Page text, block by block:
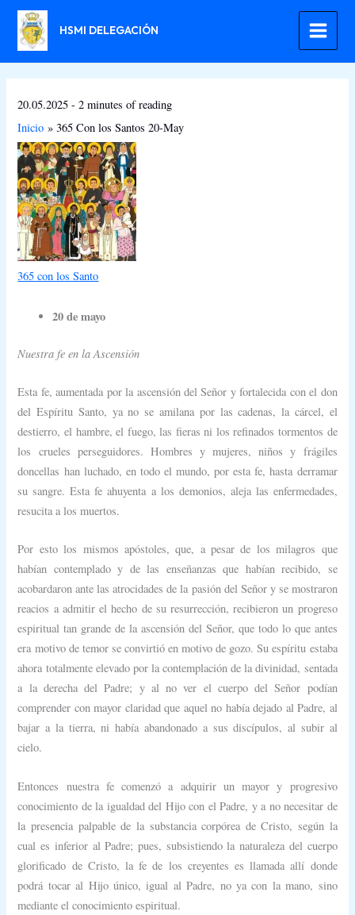
contenido
HSMI DELEGACIÓN
20.05.2025-2 minutes of reading
Inicio
365 Con los Santos 20-May
365 con los Santo
20 de mayo
Nuestra fe en la Ascensión
Esta fe, aumentada por la ascensión del Señor y fortalecida con el don
del Espíritu Santo, ya no se amilana por las cadenas, la cárcel, el
destierro, el hambre, el fuego, las fieras ni los refinados tormentos de
los crueles perseguidores. Hombres y mujeres, niños y frágiles
doncellas han luchado, en todo el mundo, por esta fe, hasta derramar
su sangre. Esta fe ahuyenta a los demonios, aleja las enfermedades,
resucita a los muertos.
Por esto los mismos apóstoles, que, a pesar de los milagros que
habían contemplado y de las enseñanzas que habían recibido, se
acobardaron ante las atrocidades de la pasión del Señor y se mostraron
reacios a admitir el hecho de su resurrección, recibieron un progreso
espiritual tan grande de la ascensión del Señor, que todo lo que antes
era motivo de temor se convirtió en motivo de gozo. Su espíritu estaba
ahora totalmente elevado por la contemplación de la divinidad, sentada
a la derecha del Padre; y al no ver el cuerpo del Señor podían
comprender con mayor claridad que aquel no había dejado al Padre, al
bajar a la tierra, ni había abandonado a sus discípulos, al subir al
cielo.
Entonces nuestra fe comenzó a adquirir un mayor y progresivo
conocimiento de la igualdad del Hijo con el Padre, y a no necesitar de
la presencia palpable de la substancia corpórea de Cristo, según la
cual es inferior al Padre; pues, subsistiendo la naturaleza del cuerpo
glorificado de Cristo, la fe de los creyentes es llamada allí donde
podrá tocar al Hijo único, igual al Padre, no ya con la mano, sino
mediante el conocimiento espiritual.